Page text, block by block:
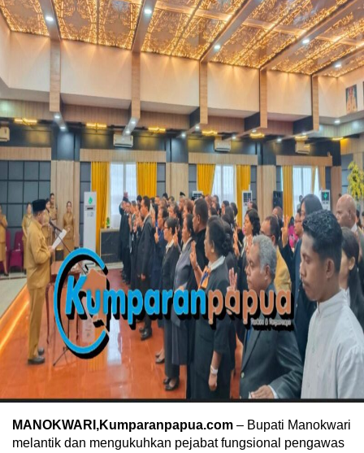
MANOKWARI,Kumparanpapua.com – Bupati Manokwari
melantik dan mengukuhkan pejabat fungsional pengawas